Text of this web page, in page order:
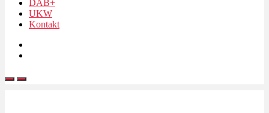
DAB+
UKW
Kontakt